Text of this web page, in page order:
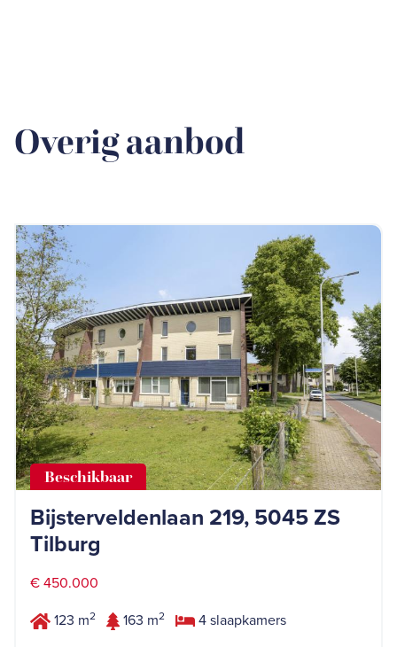
Overig aanbod
Beschikbaar
Bijsterveldenlaan 219, 5045 ZS
Tilburg
€ 450.000
123 m2 163 m2 4 slaapkamers